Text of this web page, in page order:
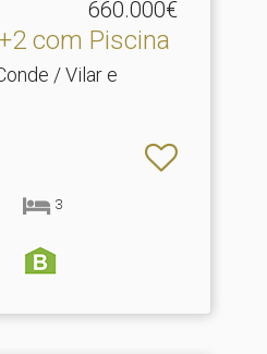
660.000€
com Piscina
/ Vilar e
3